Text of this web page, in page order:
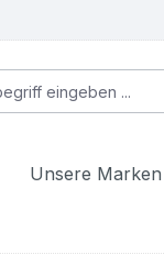
Unsere Marken